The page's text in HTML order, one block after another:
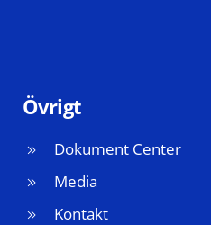
Övrigt
Dokument Center
Media
Kontakt